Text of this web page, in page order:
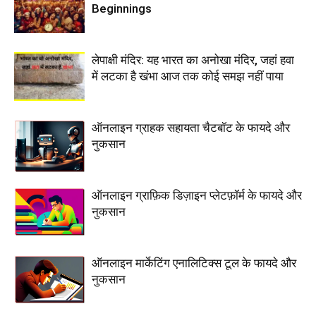
Beginnings
लेपाक्षी मंदिर: यह भारत का अनोखा मंदिर, जहां हवा
में लटका है खंभा आज तक कोई समझ नहीं पाया
ऑनलाइन ग्राहक सहायता चैटबॉट के फायदे और
नुकसान
ऑनलाइन ग्राफ़िक डिज़ाइन प्लेटफ़ॉर्म के फायदे और
नुकसान
ऑनलाइन मार्केटिंग एनालिटिक्स टूल के फायदे और
नुकसान